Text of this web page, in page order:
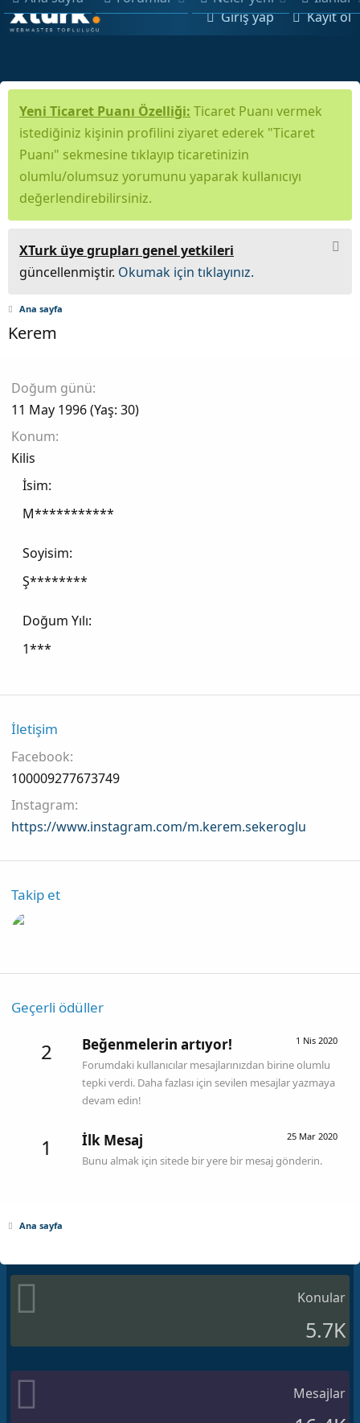
Giriş yap Kayıt ol
Yeni Ticaret Puanı Özelliği: Ticaret Puanı vermek
istediğiniz kişinin profilini ziyaret ederek "Ticaret
Puanı" sekmesine tıklayıp ticaretinizin
olumlu/olumsuz yorumunu yaparak kullanıcıyı
değerlendirebilirsiniz.
XTurk üye grupları genel yetkileri
güncellenmiştir. Okumak için tıklayınız.
Ana sayfa
Kerem
Doğum günü
11 May 1996 (Yaş: 30)
Konum
Kilis
İsim
M***********
Soyisim
Ş********
Doğum Yılı
1***
İletişim
Facebook
100009277673749
Instagram
https://www.instagram.com/m.kerem.sekeroglu
Takip et
Geçerli ödüller
2 1 Nis 2020
Beğenmelerin artıyor!
Forumdaki kullanıcılar mesajlarınızdan birine olumlu
tepki verdi. Daha fazlası için sevilen mesajlar yazmaya
devam edin!
1 25 Mar 2020
İlk Mesaj
Bunu almak için sitede bir yere bir mesaj gönderin.
Ana sayfa
Konular
5.7K
Mesajlar